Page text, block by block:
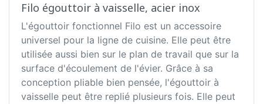
Filo égouttoir à vaisselle, acier inox
L'égouttoir fonctionnel Filo est un accessoire
universel pour la ligne de cuisine. Elle peut être
utilisée aussi bien sur le plan de travail que sur la
surface d'écoulement de l'évier. Grâce à sa
conception pliable bien pensée, l'égouttoir à
vaisselle peut être replié plusieurs fois. Elle peut